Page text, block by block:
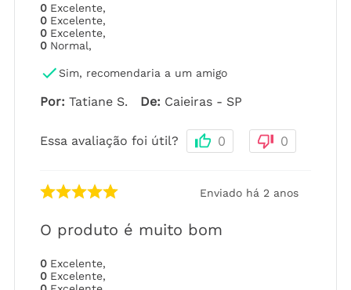
0 Excelente,
0 Excelente,
0 Excelente,
0 Normal,
Sim, recomendaria a um amigo
Por: Tatiane S. De: Caieiras - SP
Essa avaliação foi útil? 0 0
Enviado há 2 anos
O produto é muito bom
0 Excelente,
0 Excelente,